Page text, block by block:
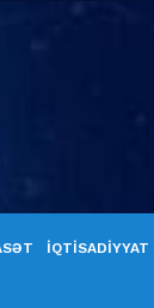
İQTİSADİYYAT